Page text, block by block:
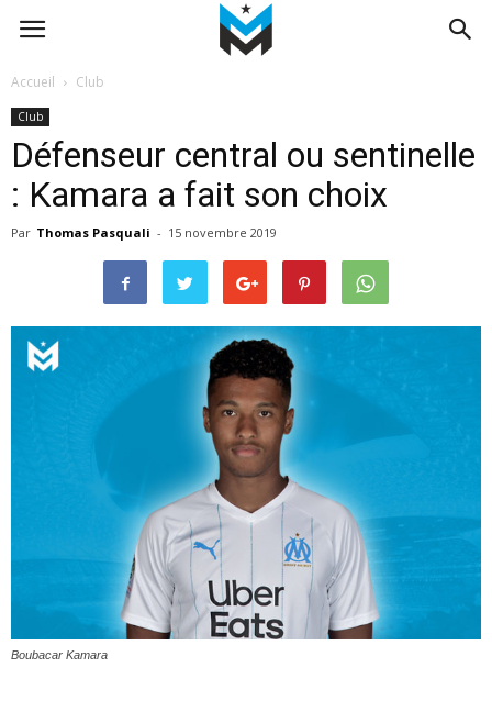
Accueil Club
Club
Défenseur central ou sentinelle
: Kamara a fait son choix
Par Thomas Pasquali - 15 novembre 2019
Boubacar Kamara